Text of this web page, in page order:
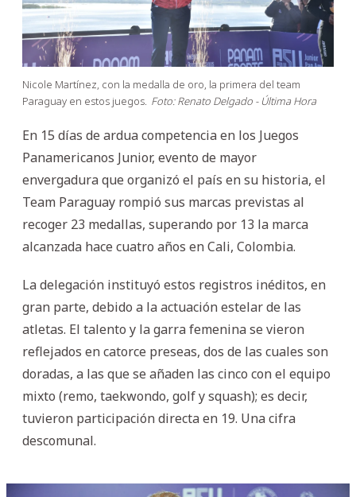
Nicole Martínez, con la medalla de oro, la primera del team
Paraguay en estos juegos. Foto: Renato Delgado - Última Hora
En 15 días de ardua competencia en los Juegos
Panamericanos Junior, evento de mayor
envergadura que organizó el país en su historia, el
Team Paraguay rompió sus marcas previstas al
recoger 23 medallas, superando por 13 la marca
alcanzada hace cuatro años en Cali, Colombia.
La delegación instituyó estos registros inéditos, en
gran parte, debido a la actuación estelar de las
atletas. El talento y la garra femenina se vieron
reflejados en catorce preseas, dos de las cuales son
doradas, a las que se añaden las cinco con el equipo
mixto (remo, taekwondo, golf y squash); es decir,
tuvieron participación directa en 19. Una cifra
descomunal.